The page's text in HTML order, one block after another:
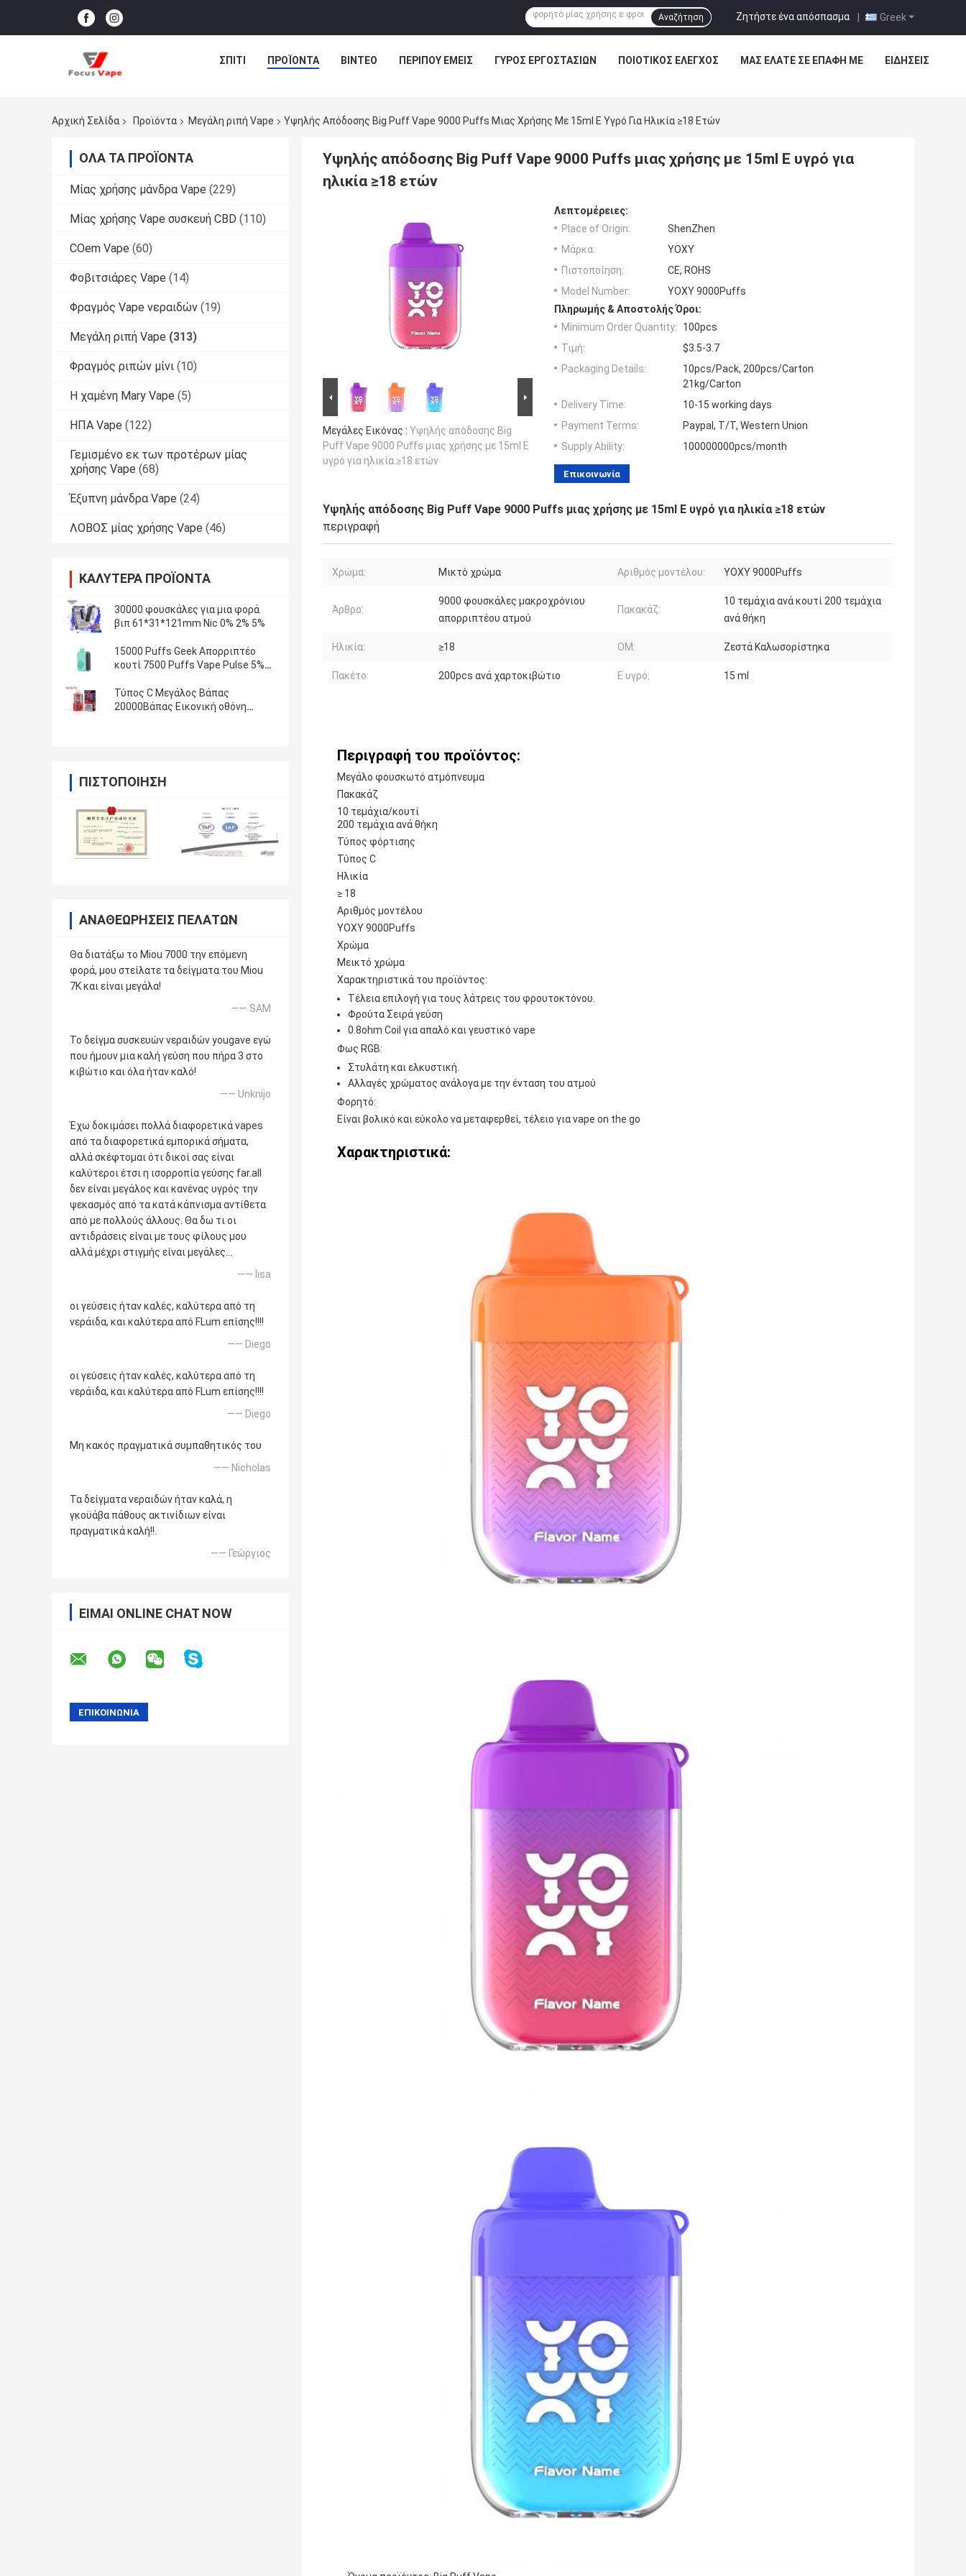
Greek
Ζητήστε ένα απόσπασμα |
Αναζήτηση
ΣΠΊΤΙ ΠΡΟΪΌΝΤΑ ΒΊΝΤΕΟ ΠΕΡΊΠΟΥ ΕΜΕΊΣ ΓΎΡΟΣ ΕΡΓΟΣΤΑΣΊΩΝ ΠΟΙΟΤΙΚΌΣ ΈΛΕΓΧΟΣ ΜΑΣ ΕΛΆΤΕ ΣΕ ΕΠΑΦΉ ΜΕ ΕΙΔΉΣΕΙΣ
Αρχική Σελίδα Προϊόντα Μεγάλη ριπή Vape Υψηλής Απόδοσης Big Puff Vape 9000 Puffs Μιας Χρήσης Με 15ml E Υγρό Για Ηλικία ≥18 Ετών
ΌΛΑ ΤΑ ΠΡΟΪΌΝΤΑ
Μίας χρήσης μάνδρα Vape (229)
Μίας χρήσης Vape συσκευή CBD (110)
COem Vape (60)
Φοβιτσιάρες Vape (14)
Φραγμός Vape νεραιδών (19)
Μεγάλη ριπή Vape (313)
Φραγμός ριπών μίνι (10)
Η χαμένη Mary Vape (5)
ΗΠΑ Vape (122)
Γεμισμένο εκ των προτέρων μίας
χρήσης Vape (68)
Έξυπνη μάνδρα Vape (24)
ΛΟΒΟΣ μίας χρήσης Vape (46)
ΚΑΛΎΤΕΡΑ ΠΡΟΪΌΝΤΑ
30000 φουσκάλες για μια φορά
βιπ 61*31*121mm Nic 0% 2% 5%
15000 Puffs Geek Απορριπτέο
κουτί 7500 Puffs Vape Pulse 5%
Τύπος C Μεγάλος Βάπας
20000Βάπας Εικονική οθόνη
ΠΙΣΤΟΠΟΊΗΣΗ
ΑΝΑΘΕΩΡΉΣΕΙΣ ΠΕΛΑΤΏΝ
Θα διατάξω το Miou 7000 την επόμενη
φορά, μου στείλατε τα δείγματα του Miou
7K και είναι μεγάλα!
—— SAM
Το δείγμα συσκευών νεραιδών yougave εγώ
που ήμουν μια καλή γεύση που πήρα 3 στο
κιβώτιο και όλα ήταν καλό!
—— Unknijo
Έχω δοκιμάσει πολλά διαφορετικά vapes
από τα διαφορετικά εμπορικά σήματα,
αλλά σκέφτομαι ότι δικοί σας είναι
καλύτεροι έτσι η ισορροπία γεύσης far.all
δεν είναι μεγάλος και κανένας υγρός την
ψεκασμός από τα κατά κάπνισμα αντίθετα
από με πολλούς άλλους. Θα δω τι οι
αντιδράσεις είναι με τους φίλους μου
αλλά μέχρι στιγμής είναι μεγάλες…
—— lisa
οι γεύσεις ήταν καλές, καλύτερα από τη
νεράιδα, και καλύτερα από FLum επίσης!!!!
—— Diego
οι γεύσεις ήταν καλές, καλύτερα από τη
νεράιδα, και καλύτερα από FLum επίσης!!!!
—— Diego
Μη κακός πραγματικά συμπαθητικός του
—— Nicholas
Τα δείγματα νεραιδών ήταν καλά, η
γκοϋάβα πάθους ακτινίδιων είναι
πραγματικά καλή!!.
—— Γεώργιος
ΕΊΜΑΙ ONLINE CHAT NOW
Υψηλής απόδοσης Big Puff Vape 9000 Puffs μιας χρήσης με 15ml E υγρό για
ηλικία ≥18 ετών
Μεγάλες Εικόνας : Υψηλής απόδοσης Big
Puff Vape 9000 Puffs μιας χρήσης με 15ml E
υγρό για ηλικία ≥18 ετών
Λεπτομέρειες:
Place of Origin:
ShenZhen
Μάρκα:
YOXY
Πιστοποίηση:
CE, ROHS
Model Number:
YOXY 9000Puffs
Πληρωμής & Αποστολής Όροι:
Minimum Order Quantity:
100pcs
Τιμή:
$3.5-3.7
Packaging Details:
10pcs/Pack, 200pcs/Carton
21kg/Carton
Delivery Time:
10-15 working days
Payment Terms:
Paypal, T/T, Western Union
Supply Ability:
100000000pcs/month
Επικοινωνία
Υψηλής απόδοσης Big Puff Vape 9000 Puffs μιας χρήσης με 15ml E υγρό για ηλικία ≥18 ετών
περιγραφή
Χρώμα: Μικτό χρώμα Αριθμός μοντέλου: YOXY 9000Puffs
Άρθρο:
9000 φουσκάλες μακροχρόνιου
απορριπτέου ατμού
Πακακάζ:
10 τεμάχια ανά κουτί 200 τεμάχια
ανά θήκη
Ηλικία: ≥18 ΟΜ: Ζεστά Καλωσορίστηκα
Πακέτο: 200pcs ανά χαρτοκιβώτιο Ε υγρό: 15 ml
Περιγραφή του προϊόντος:
Μεγάλο φουσκωτό ατμόπνευμα
Πακακάζ
10 τεμάχια/κουτί
200 τεμάχια ανά θήκη
Τύπος φόρτισης
Τύπος C
Ηλικία
≥ 18
Αριθμός μοντέλου
YOXY 9000Puffs
Χρώμα
Μεικτό χρώμα
Χαρακτηριστικά του προϊόντος:
Τέλεια επιλογή για τους λάτρεις του φρουτοκτόνου.
Φρούτα Σειρά γεύση
0.8ohm Coil για απαλό και γευστικό vape
Φως RGB:
Στυλάτη και ελκυστική.
Αλλαγές χρώματος ανάλογα με την ένταση του ατμού
Φορητό:
Είναι βολικό και εύκολο να μεταφερθεί, τέλειο για vape on the go
Χαρακτηριστικά: